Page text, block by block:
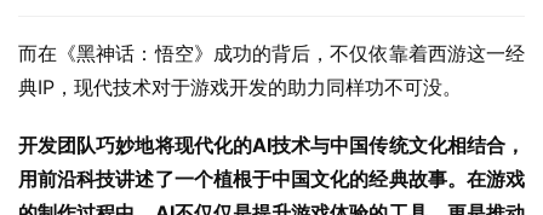
而在《黑神话：悟空》成功的背后，不仅依靠着西游这一经
典IP，现代技术对于游戏开发的助力同样功不可没。
开发团队巧妙地将现代化的AI技术与中国传统文化相结合，
用前沿科技讲述了一个植根于中国文化的经典故事。在游戏